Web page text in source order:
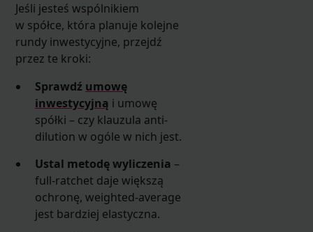
Jeśli jesteś wspólnikiem
w spółce, która planuje kolejne
rundy inwestycyjne, przejdź
przez te kroki:
Sprawdź umowę
inwestycyjną i umowę
spółki – czy klauzula anti-
dilution w ogóle w nich jest.
Ustal metodę wyliczenia –
full-ratchet daje większą
ochronę, weighted-average
jest bardziej elastyczna.